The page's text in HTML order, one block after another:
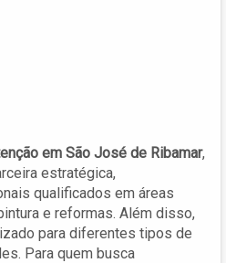
em São José de Ribamar,
estratégica,
qualificados em áreas
e reformas. Além disso,
para diferentes tipos de
Para quem busca